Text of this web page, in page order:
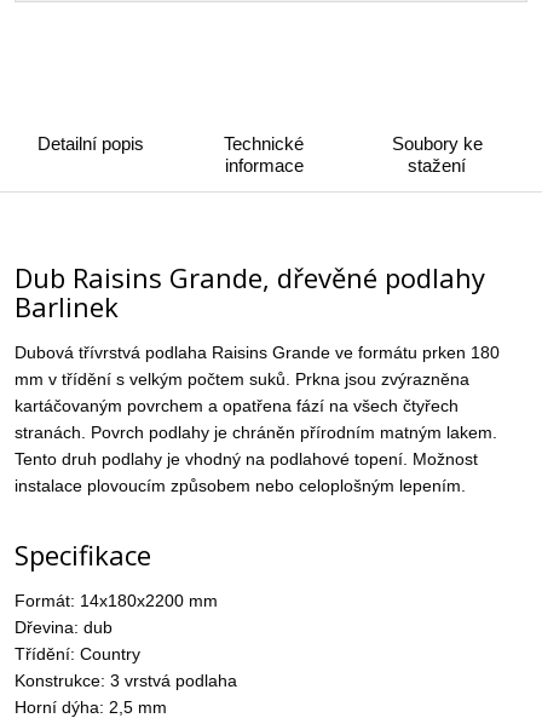
Detailní popis
Technické
informace
Soubory ke
stažení
Dub Raisins Grande, dřevěné podlahy
Barlinek
Dubová třívrstvá podlaha Raisins Grande ve formátu prken 180
mm v třídění s velkým počtem suků. Prkna jsou zvýrazněna
kartáčovaným povrchem a opatřena fází na všech čtyřech
stranách. Povrch podlahy je chráněn přírodním matným lakem.
Tento druh podlahy je vhodný na podlahové topení. Možnost
instalace plovoucím způsobem nebo celoplošným lepením.
Specifikace
Formát: 14x180x2200 mm
Dřevina: dub
Třídění: Country
Konstrukce: 3 vrstvá podlaha
Horní dýha: 2,5 mm